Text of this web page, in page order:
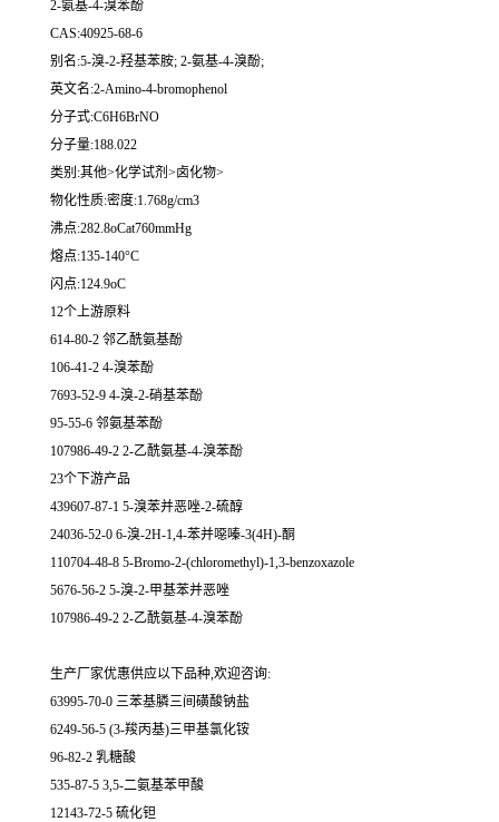
2-氨基-4-溴苯酚
CAS:40925-68-6
别名:5-溴-2-羟基苯胺; 2-氨基-4-溴酚;
英文名:2-Amino-4-bromophenol
分子式:C6H6BrNO
分子量:188.022
类别:其他>化学试剂>卤化物>
物化性质:密度:1.768g/cm3
沸点:282.8oCat760mmHg
熔点:135-140°C
闪点:124.9oC
12个上游原料
614-80-2 邻乙酰氨基酚
106-41-2 4-溴苯酚
7693-52-9 4-溴-2-硝基苯酚
95-55-6 邻氨基苯酚
107986-49-2 2-乙酰氨基-4-溴苯酚
23个下游产品
439607-87-1 5-溴苯并恶唑-2-硫醇
24036-52-0 6-溴-2H-1,4-苯并噁嗪-3(4H)-酮
110704-48-8 5-Bromo-2-(chloromethyl)-1,3-benzoxazole
5676-56-2 5-溴-2-甲基苯并恶唑
107986-49-2 2-乙酰氨基-4-溴苯酚
生产厂家优惠供应以下品种,欢迎咨询:
63995-70-0 三苯基膦三间磺酸钠盐
6249-56-5 (3-羧丙基)三甲基氯化铵
96-82-2 乳糖酸
535-87-5 3,5-二氨基苯甲酸
12143-72-5 硫化钽